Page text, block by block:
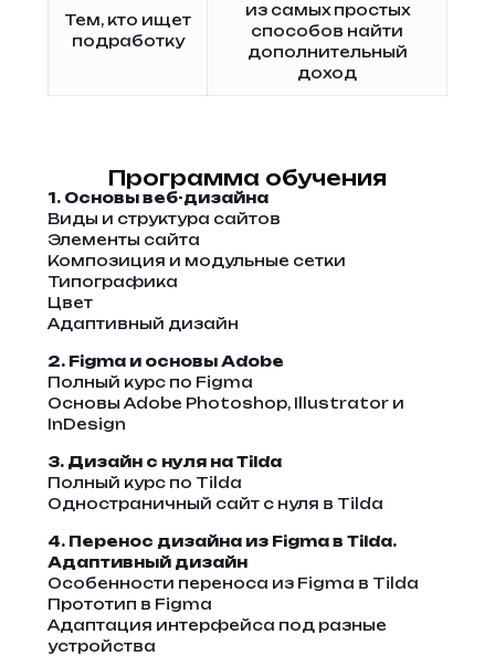
Тем, кто ищет
подработку
из самых простых
способов найти
дополнительный
доход
Программа обучения
1. Основы веб-дизайна
Виды и структура сайтов
Элементы сайта
Композиция и модульные сетки
Типографика
Цвет
Адаптивный дизайн
2. Figma и основы Adobe
Полный курс по Figma
Основы Adobe Photoshop, Illustrator и
InDesign
3. Дизайн с нуля на Tilda
Полный курс по Tilda
Одностраничный сайт с нуля в Tilda
4. Перенос дизайна из Figma в Tilda.
Адаптивный дизайн
Особенности переноса из Figma в Tilda
Прототип в Figma
Адаптация интерфейса под разные
устройства